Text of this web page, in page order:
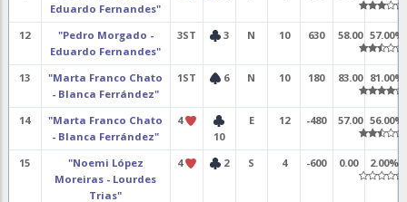
Eduardo Fernandes"
12
"Pedro Morgado -
Eduardo Fernandes"
3ST 3 N 10 630 58.00 57.00%
13
"Marta Franco Chato
- Blanca Ferrández"
1ST 6 N 10 180 83.00 81.00%
14
"Marta Franco Chato
- Blanca Ferrández"
4
10
E 12 -480 57.00 56.00%
15
"Noemi López
Moreiras - Lourdes
Trias"
4 2 S 4 -600 0.00 2.00%